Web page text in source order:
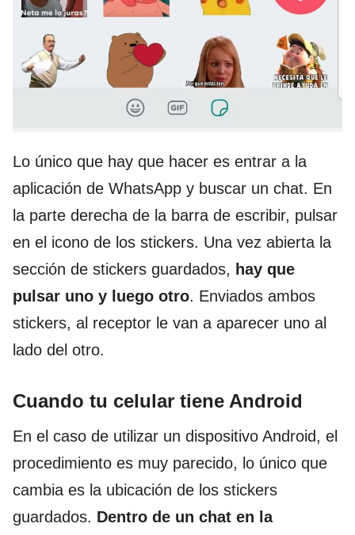
Lo único que hay que hacer es entrar a la
aplicación de WhatsApp y buscar un chat. En
la parte derecha de la barra de escribir, pulsar
en el icono de los stickers. Una vez abierta la
sección de stickers guardados, hay que
pulsar uno y luego otro. Enviados ambos
stickers, al receptor le van a aparecer uno al
lado del otro.
Cuando tu celular tiene Android
En el caso de utilizar un dispositivo Android, el
procedimiento es muy parecido, lo único que
cambia es la ubicación de los stickers
guardados. Dentro de un chat en la